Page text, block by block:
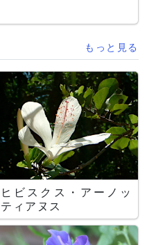
もっと見る
ヒビスクス・アーノッ
ティアヌス